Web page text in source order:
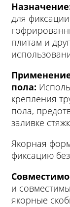
для
плитам и
пола:
крепления
пола,
заливке
Якорная
фиксацию
и
якорные